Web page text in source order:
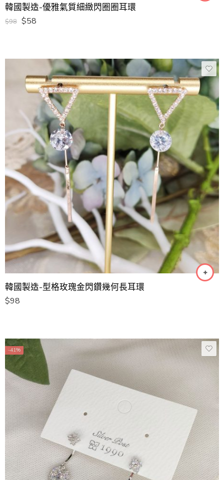
韓國製造-優雅氣質細緻閃圈圈耳環
$98 $58
韓國製造-型格玫瑰金閃鑽幾何長耳環
$98
-41%